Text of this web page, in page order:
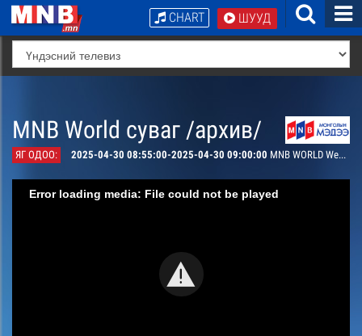
ШУУД
CHART
MNB World суваг /архив/
ЯГ ОДОО: 2025-04-30 08:55:00-2025-04-30 09:00:00 MNB WORLD Weather Today
Error loading media: File could not be played